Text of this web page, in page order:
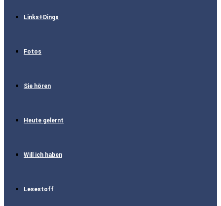
Links+Dings
Fotos
Sie hören
Heute gelernt
Will ich haben
Lesestoff